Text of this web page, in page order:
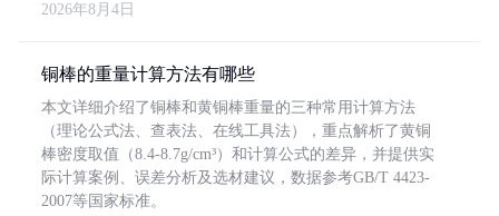
2026年8月4日
铜棒的重量计算方法有哪些
本文详细介绍了铜棒和黄铜棒重量的三种常用计算方法
（理论公式法、查表法、在线工具法），重点解析了黄铜
棒密度取值（8.4-8.7g/cm³）和计算公式的差异，并提供实
际计算案例、误差分析及选材建议，数据参考GB/T 4423-
2007等国家标准。